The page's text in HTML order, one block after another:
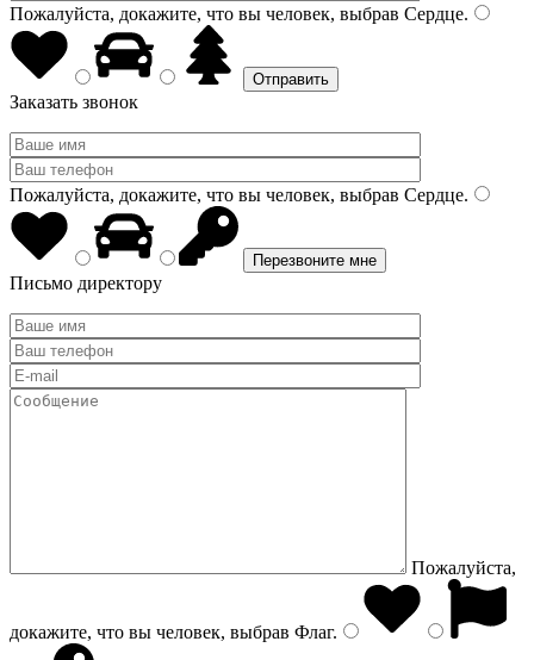
Пожалуйста, докажите, что вы человек, выбрав Сердце.
Заказать звонок
Пожалуйста, докажите, что вы человек, выбрав Сердце.
Письмо директору
Пожалуйста,
докажите, что вы человек, выбрав Флаг.